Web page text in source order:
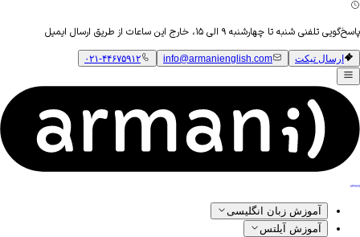
شنبه تا چهارشنبه ۹ الی ۱۵، خارج این ساعات از طریق ارسال ایمیل
ارسال تیکت info@armanienglish.com ۰۲۱-۴۴۶۷۵۹۱۲
آموزش زبان انگلیسی
آموزش آیلتس